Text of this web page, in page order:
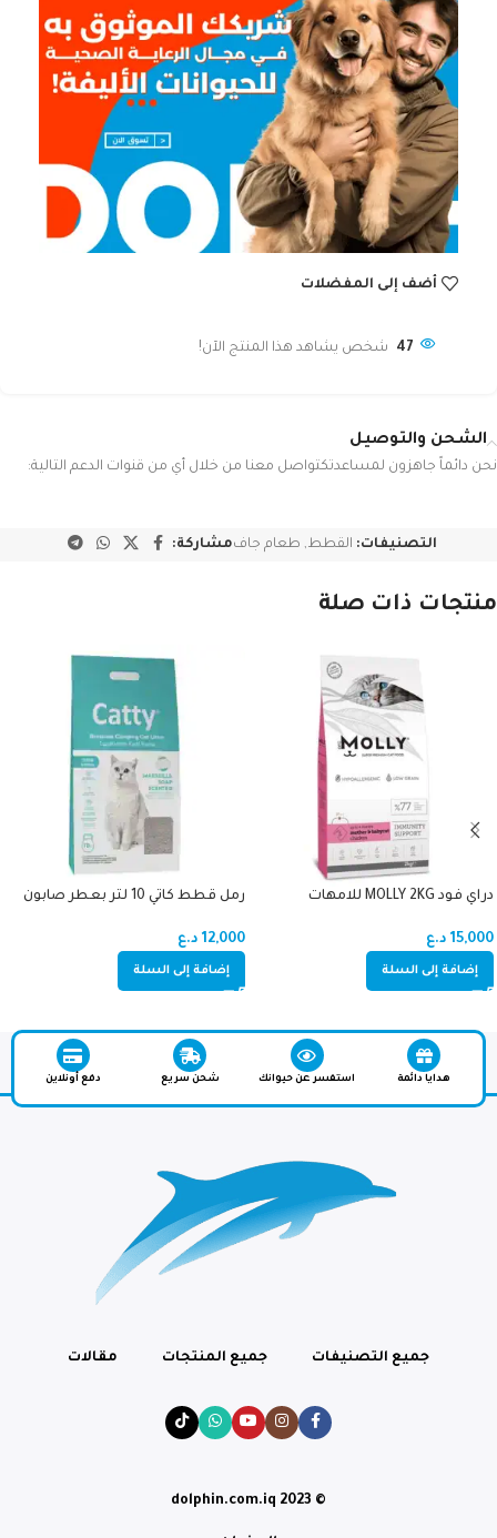
أضف إلى المفضلات
47 شخص يشاهد هذا المنتج الآن!
الشحن والتوصيل
نحن دائماً جاهزون لمساعدتكتواصل معنا من خلال أي من قنوات الدعم التالية:
التصنيفات: القطط, طعام جافمشاركة:
منتجات ذات صلة
دراي فود MOLLY 2KG للامهات
15,000 د.ع
إضافة إلى السلة
رمل قطط كاتي 10 لتر بعطر صابون
12,000 د.ع
إضافة إلى السلة
هدايا دائمة استفسر عن حيوانك شحن سريع دفع أونلاين
جميع التصنيفات جميع المنتجات مقالات
© dolphin.com.iq 2023